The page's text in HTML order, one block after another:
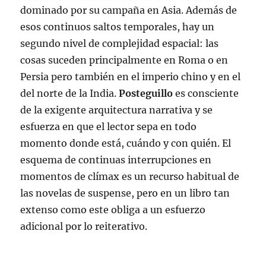
dominado por su campaña en Asia. Además de
esos continuos saltos temporales, hay un
segundo nivel de complejidad espacial: las
cosas suceden principalmente en Roma o en
Persia pero también en el imperio chino y en el
del norte de la India.Posteguillo es consciente
de la exigente arquitectura narrativa y se
esfuerza en que el lector sepa en todo
momento donde está, cuándo y con quién. El
esquema de continuas interrupciones en
momentos de clímax es un recurso habitual de
las novelas de suspense, pero en un libro tan
extenso como este obliga a un esfuerzo
adicional por lo reiterativo.